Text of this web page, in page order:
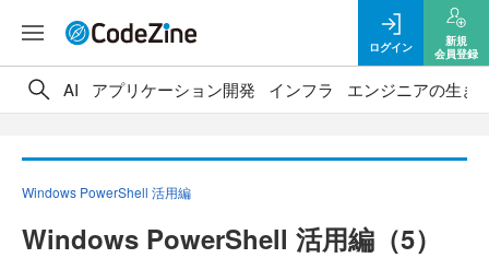
ログイン
新規
会員登録
AI アプリケーション開発 インフラ エンジニアの生き
Windows PowerShell 活用編
Windows PowerShell 活用編（5）